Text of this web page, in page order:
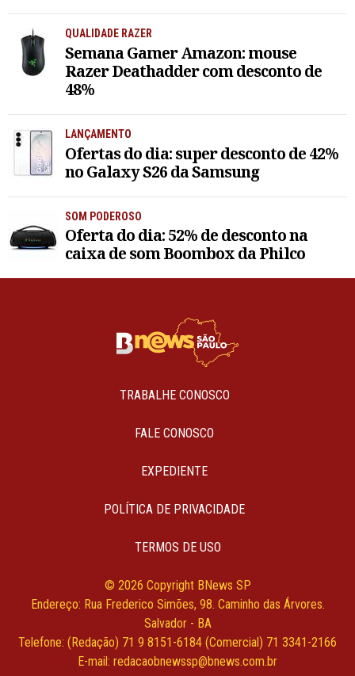
QUALIDADE RAZER
Semana Gamer Amazon: mouse
Razer Deathadder com desconto de
48%
LANÇAMENTO
Ofertas do dia: super desconto de 42%
no Galaxy S26 da Samsung
SOM PODEROSO
Oferta do dia: 52% de desconto na
caixa de som Boombox da Philco
TRABALHE CONOSCO
FALE CONOSCO
EXPEDIENTE
POLÍTICA DE PRIVACIDADE
TERMOS DE USO
© 2026 Copyright BNews SP
Endereço: Rua Frederico Simões, 98. Caminho das Árvores.
Salvador - BA
Telefone: (Redação) 71 9 8151-6184 (Comercial) 71 3341-2166
E-mail: redacaobnewssp@bnews.com.br